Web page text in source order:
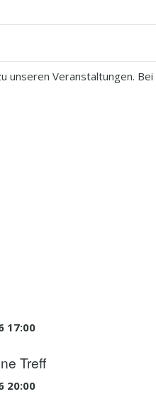
3.4
BEHINDERTENBEIRAT
unseren Veranstaltungen.
17:00
Treff
20:00